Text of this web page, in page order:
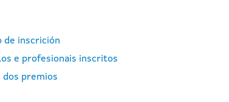
de inscrición
e profesionais inscritos
dos premios